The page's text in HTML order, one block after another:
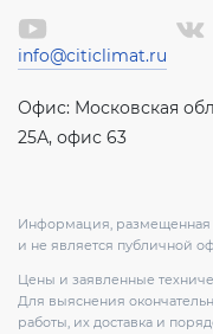
info@citiclimat.ru
Офис: Московская
25А, офис 63
Информация, размещенная
и не является публичной
Цены и заявленные
Для выяснения
работы, их доставка и